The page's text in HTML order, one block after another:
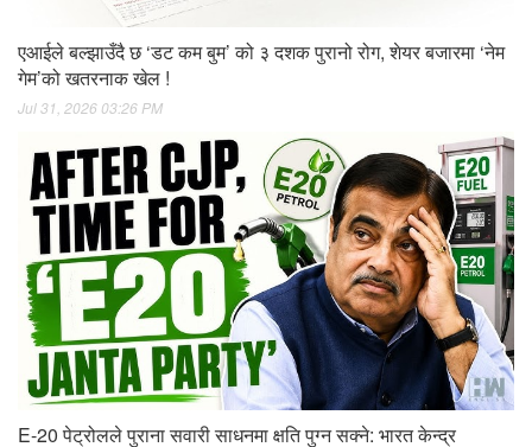
एआईले बल्झाउँदै छ ‘डट कम बुम’ को ३ दशक पुरानो रोग, शेयर बजारमा ‘नेम
गेम’को खतरनाक खेल !
Jul 31, 2026 03:26 PM
E-20 पेट्रोलले पुराना सवारी साधनमा क्षति पुग्न सक्ने: भारत केन्द्र